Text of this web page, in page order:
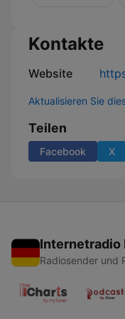
Kontakte
Website
Aktualisieren Sie
Teilen
Facebook X
Internetradio
Radiosender und